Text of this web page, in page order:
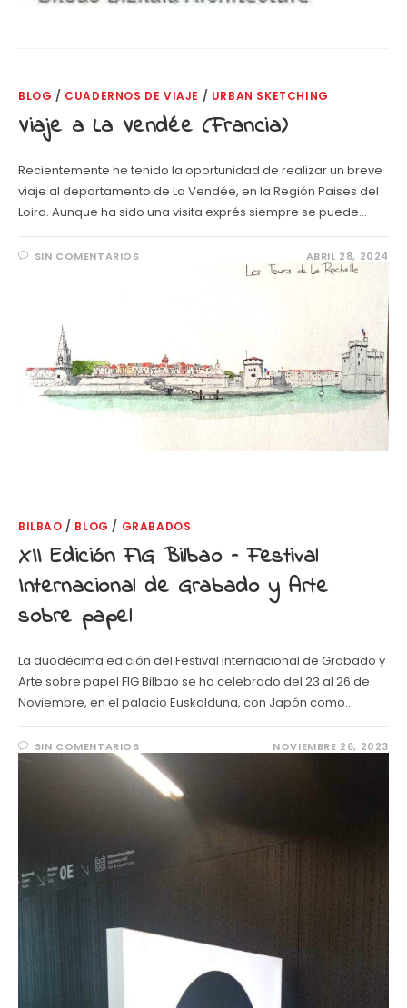
BLOG / CUADERNOS DE VIAJE / URBAN SKETCHING
Viaje a La Vendée (Francia)
Recientemente he tenido la oportunidad de realizar un breve
viaje al departamento de La Vendée, en la Región Paises del
Loira. Aunque ha sido una visita exprés siempre se puede…
SIN COMENTARIOS ABRIL 28, 2024
BILBAO / BLOG / GRABADOS
XII Edición FIG Bilbao – Festival
Internacional de Grabado y Arte
sobre papel
La duodécima edición del Festival Internacional de Grabado y
Arte sobre papel FIG Bilbao se ha celebrado del 23 al 26 de
Noviembre, en el palacio Euskalduna, con Japón como…
SIN COMENTARIOS NOVIEMBRE 26, 2023